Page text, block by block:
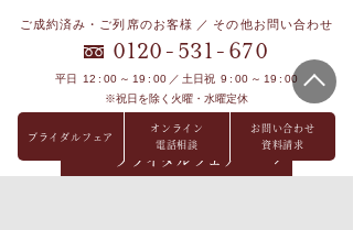
ご成約済み・ご列席のお客様 ／ その他お問い合わせ
0120 - 531 - 670
平日 12 : 00 ～ 19 : 00 ／ 土日祝 9 : 00 ～ 19 : 00
※祝日を除く火曜・水曜定休
ブライダルフェア
ブライダルフェア
オンライン
電話相談
お問い合わせ
資料請求